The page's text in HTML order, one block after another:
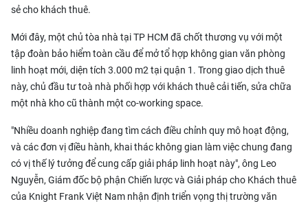
sẻ cho khách thuê.
Mới đây, một chủ tòa nhà tại TP HCM đã chốt thương vụ với một
tập đoàn bảo hiểm toàn cầu để mở tổ hợp không gian văn phòng
linh hoạt mới, diện tích 3.000 m2 tại quận 1. Trong giao dịch thuê
này, chủ đầu tư toà nhà phối hợp với khách thuê cải tiến, sửa chữa
một nhà kho cũ thành một co-working space.
"Nhiều doanh nghiệp đang tìm cách điều chỉnh quy mô hoạt động,
và các đơn vị điều hành, khai thác không gian làm việc chung đang
có vị thế lý tưởng để cung cấp giải pháp linh hoạt này", ông Leo
Nguyễn, Giám đốc bộ phận Chiến lược và Giải pháp cho Khách thuê
của Knight Frank Việt Nam nhận định triển vọng thị trường văn